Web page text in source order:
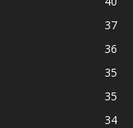
37
36
35
35
34